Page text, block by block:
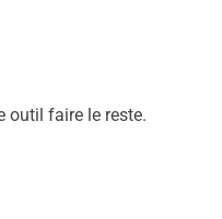
outil faire le reste.